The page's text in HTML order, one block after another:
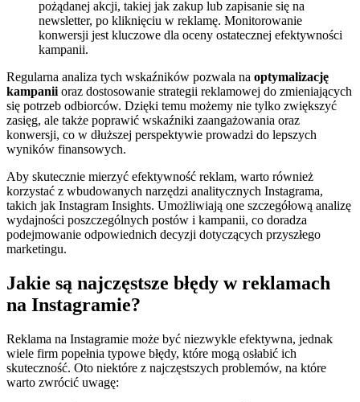
pożądanej akcji, takiej jak zakup lub zapisanie się na
newsletter, po kliknięciu w reklamę. Monitorowanie
konwersji jest kluczowe dla oceny ostatecznej efektywności
kampanii.
Regularna analiza tych wskaźników pozwala na optymalizację
kampaniioraz dostosowanie strategii reklamowej do zmieniających
się potrzeb odbiorców. Dzięki temu możemy nie tylko zwiększyć
zasięg, ale także poprawić wskaźniki zaangażowania oraz
konwersji, co w dłuższej perspektywie prowadzi do lepszych
wyników finansowych.
Aby skutecznie mierzyć efektywność reklam, warto również
korzystać z wbudowanych narzędzi analitycznych Instagrama,
takich jak Instagram Insights. Umożliwiają one szczegółową analizę
wydajności poszczególnych postów i kampanii, co doradza
podejmowanie odpowiednich decyzji dotyczących przyszłego
marketingu.
Jakie są najczęstsze błędy w reklamach
na Instagramie?
Reklama na Instagramie może być niezwykle efektywna, jednak
wiele firm popełnia typowe błędy, które mogą osłabić ich
skuteczność. Oto niektóre z najczęstszych problemów, na które
warto zwrócić uwagę: